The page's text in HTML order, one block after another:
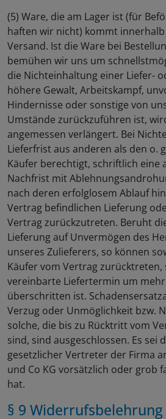
(5) Ware, die am Lager ist (für
haften wir nicht) kommt innerhalb
Versand. Ist die Ware bei
bemühen wir uns um
die Nichteinhaltung einer Liefer-
höhere Gewalt, Arbeitskampf,
Hindernisse oder sonstige von
Umstände zurückzuführen ist,
angemessen verlängert. Bei
Lieferfrist aus anderen als den o.
Käufer berechtigt, schriftlich eine
Nachfrist mit
nach deren erfolglosem Ablauf
Vertrag befindlichen Lieferung
Vertrag zurückzutreten. Beruht
Lieferung auf Unvermögen des
unseres Zulieferers, so können
Käufer vom Vertrag
vereinbarte Liefertermin um
überschritten ist.
Verzug oder Unmöglichkeit bzw.
solche, die bis zu Rücktritt vom
sind, sind ausgeschlossen. Es sei
gesetzlicher Vertreter der Firma
und Co KG vorsätzlich oder grob
hat.
§ 9